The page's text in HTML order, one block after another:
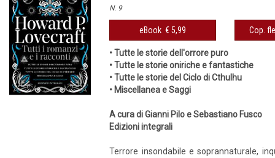
N. 9
eBook € 5,99 Cop.
• Tutte le storie dell'orrore puro
• Tutte le storie oniriche e fantastiche
• Tutte le storie del Ciclo di Cthulhu
• Miscellanea e Saggi
A cura di Gianni Pilo e Sebastiano Fusco
Edizioni integrali
Terrore insondabile e soprannaturale,